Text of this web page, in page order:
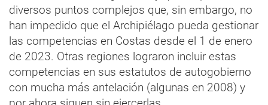
diversos puntos complejos que, sin embargo, no
han impedido que el Archipiélago pueda gestionar
las competencias en Costas desde el 1 de enero
de 2023. Otras regiones lograron incluir estas
competencias en sus estatutos de autogobierno
con mucha más antelación (algunas en 2008) y